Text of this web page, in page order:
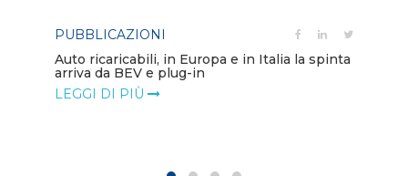
PUBBLICAZIONI
Auto ricaricabili, in Europa e in Italia la spinta
arriva da BEV e plug-in
LEGGI DI PIÙ